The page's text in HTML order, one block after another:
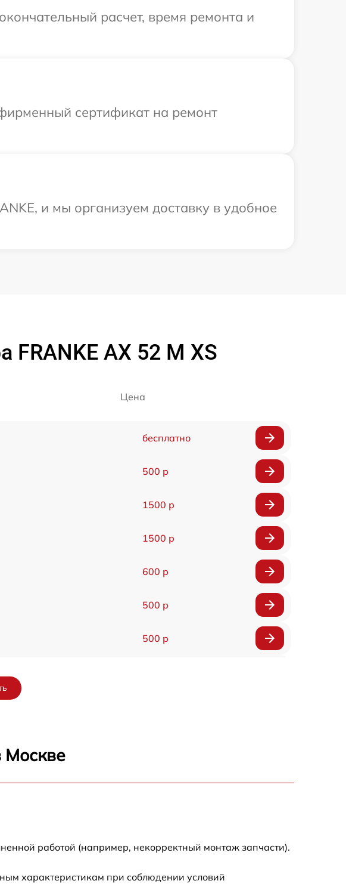
расчет, время ремонта и
сертификат на ремонт
и мы организуем доставку в удобное
AX 52 M XS
Цена
бесплатно
500 р
1500 р
1500 р
600 р
500 р
500 р
Москве
работой (например, некорректный монтаж запчасти).
характеристикам при соблюдении условий